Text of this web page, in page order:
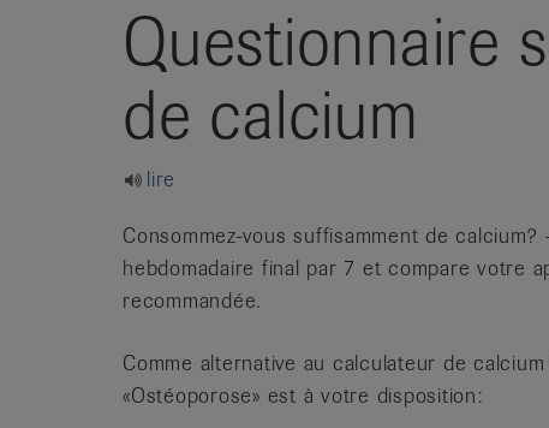
Questionnaire
de calcium
lire
Consommez-vous suffisamment de
hebdomadaire final par 7 et compare votre
recommandée.
Comme alternative au calculateur de
«Ostéoporose» est à votre disposition: